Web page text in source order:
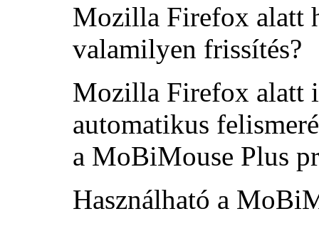
Mozilla Firefox alatt
valamilyen frissítés?
Mozilla Firefox alatt
automatikus
a MoBiMouse Plus
Használható a